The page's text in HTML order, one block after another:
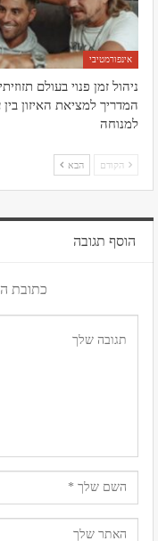
אינפורמטיבי
ניהול זמן פנוי בעולם
המדריך למציאת האיזון
למנוחה
הקודם הבא
הוסף תגובה
כתובת